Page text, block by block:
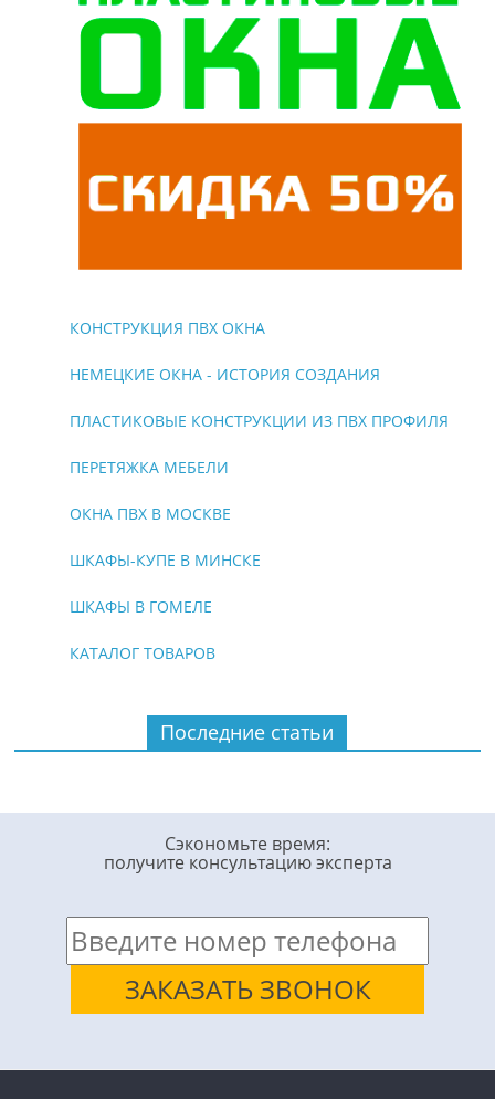
КОНСТРУКЦИЯ ПВХ ОКНА
НЕМЕЦКИЕ ОКНА - ИСТОРИЯ СОЗДАНИЯ
ПЛАСТИКОВЫЕ КОНСТРУКЦИИ ИЗ ПВХ ПРОФИЛЯ
ПЕРЕТЯЖКА МЕБЕЛИ
ОКНА ПВХ В МОСКВЕ
ШКАФЫ-КУПЕ В МИНСКЕ
ШКАФЫ В ГОМЕЛЕ
КАТАЛОГ ТОВАРОВ
Последние статьи
Сэкономьте время:
получите консультацию эксперта